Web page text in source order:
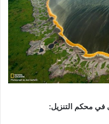
في محكم التنزيل: